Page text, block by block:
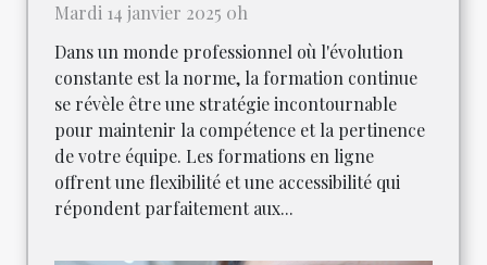
Mardi 14 janvier 2025 0h
Dans un monde professionnel où l'évolution
constante est la norme, la formation continue
se révèle être une stratégie incontournable
pour maintenir la compétence et la pertinence
de votre équipe. Les formations en ligne
offrent une flexibilité et une accessibilité qui
répondent parfaitement aux...